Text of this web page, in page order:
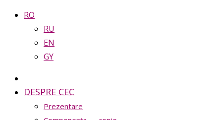
RO
RU
EN
GY
DESPRE CEC
Prezentare